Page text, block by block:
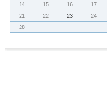
14
15 16 17
21
22 23 24
28